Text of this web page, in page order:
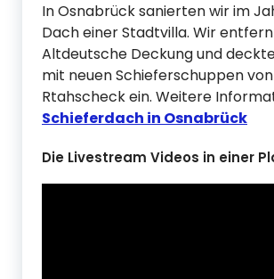
In Osnabrück sanierten wir im
Dach einer Stadtvilla. Wir
Altdeutsche Deckung und
mit neuen Schieferschuppen von
Rtahscheck ein. Weitere
Schieferdach in Osnabrück
Die Livestream Videos in einer